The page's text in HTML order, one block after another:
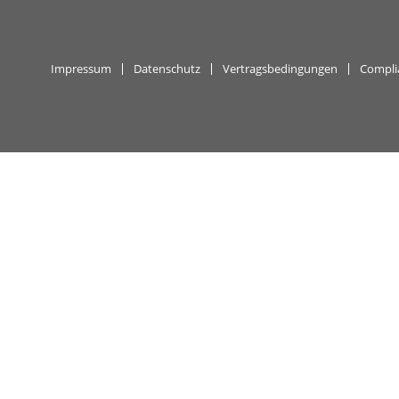
Impressum Datenschutz Vertragsbedingungen